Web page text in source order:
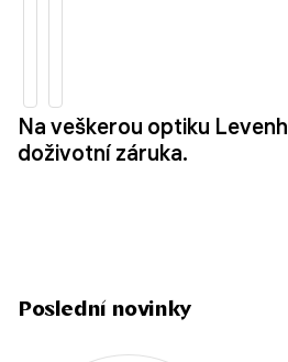
Na veškerou optiku
doživotní záruka.
Poslední novinky